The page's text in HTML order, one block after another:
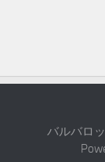
バルバロ